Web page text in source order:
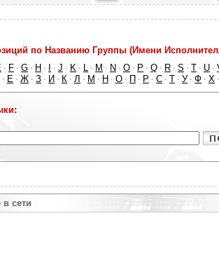
по Названию Группы (Имени
· F · G · H · · J · K · L · M · N · O · P · Q · R · S · T · U ·
· Е · Ж · З · И · К · Л · М · Н · О · П · Р · С · Т · У · Ф · Х
сети